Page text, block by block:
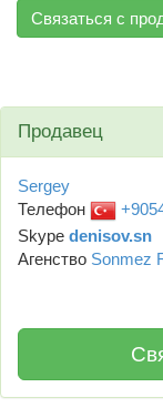
Связаться с
Продавец
Sergey
Телефон
Skype denisov.sn
Агенство Sonmez